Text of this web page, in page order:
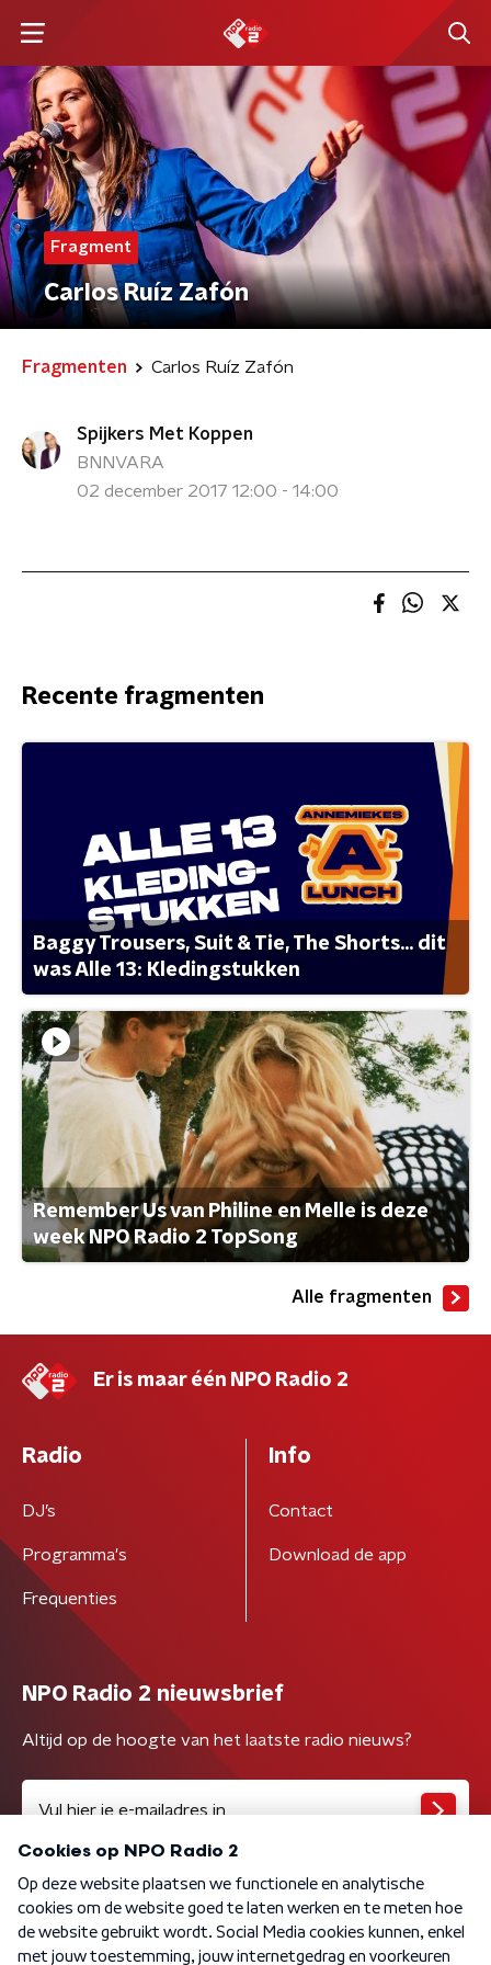
Fragment
Carlos Ruíz Zafón
Fragmenten Carlos Ruíz Zafón
Spijkers Met Koppen
BNNVARA
02 december 2017 12:00 - 14:00
Recente fragmenten
Baggy Trousers, Suit & Tie, The Shorts... dit
was Alle 13: Kledingstukken
Remember Us van Philine en Melle is deze
week NPO Radio 2 TopSong
Alle fragmenten
Er is maar één NPO Radio 2
Radio
DJ’s
Programma's
Frequenties
Info
Contact
Download de app
NPO Radio 2 nieuwsbrief
Altijd op de hoogte van het laatste radio nieuws?
Algemene voorwaarden